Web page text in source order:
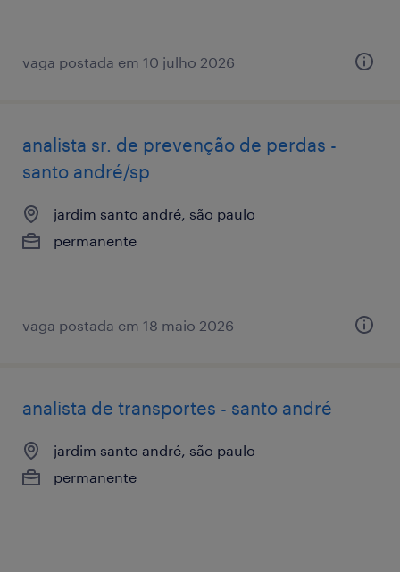
vaga postada em 10 julho 2026
analista sr. de prevenção de perdas -
santo andré/sp
jardim santo andré, são paulo
permanente
vaga postada em 18 maio 2026
analista de transportes - santo andré
jardim santo andré, são paulo
permanente